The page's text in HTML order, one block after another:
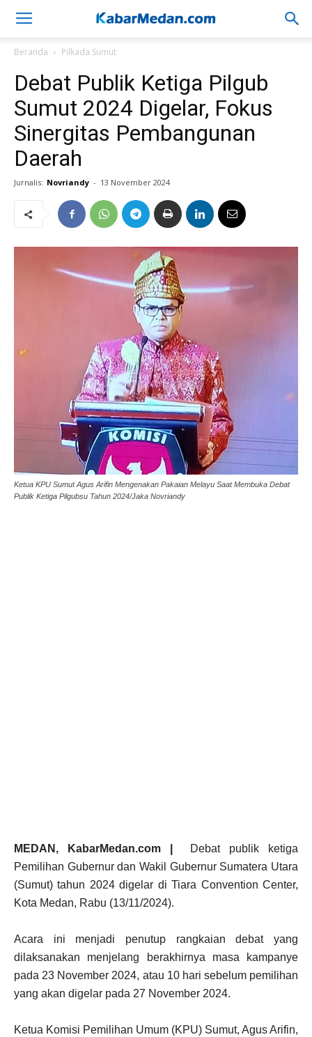
Beranda Pilkada Sumut
Debat Publik Ketiga Pilgub
Sumut 2024 Digelar, Fokus
Sinergitas Pembangunan
Daerah
Jurnalis: Novriandy - 13 November 2024
Ketua KPU Sumut Agus Arifin Mengenakan Pakaian Melayu Saat Membuka Debat
Publik Ketiga Pilgubsu Tahun 2024/Jaka Novriandy
MEDAN, KabarMedan.com |
Debat publik ketiga
Pemilihan Gubernur dan Wakil Gubernur Sumatera Utara
(Sumut) tahun 2024 digelar di Tiara Convention Center,
Kota Medan, Rabu (13/11/2024).
Acara ini menjadi penutup rangkaian debat yang
dilaksanakan menjelang berakhirnya masa kampanye
pada 23 November 2024, atau 10 hari sebelum pemilihan
yang akan digelar pada 27 November 2024.
Ketua Komisi Pemilihan Umum (KPU) Sumut, Agus Arifin,